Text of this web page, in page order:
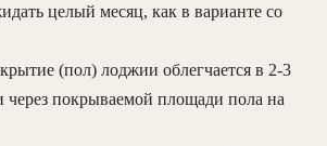
целый месяц, как в варианте со
(пол) лоджии облегчается в 2-3
через покрываемой площади пола на